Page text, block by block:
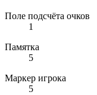
Поле подсчёта очков
1
Памятка
5
Маркер игрока
5